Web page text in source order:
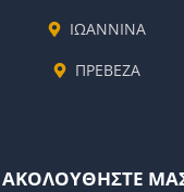
ΙΩΑΝΝΙΝΑ
ΠΡΕΒΕΖΑ
ΑΚΟΛΟΥΘΗΣΤΕ